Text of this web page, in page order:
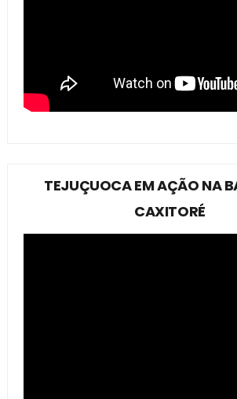
TEJUÇUOCA EM AÇÃO NA
CAXITORÉ